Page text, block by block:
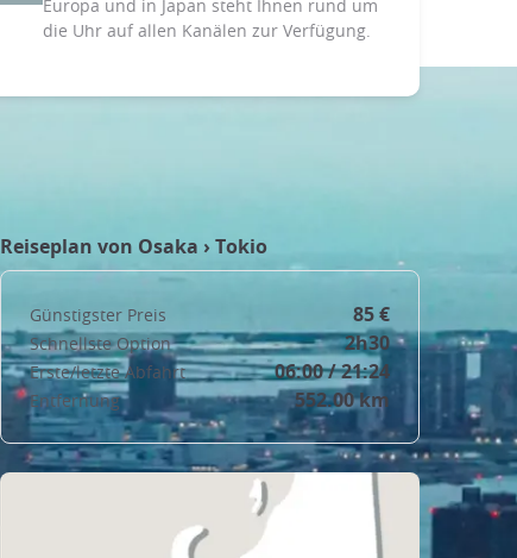
Europa und in Japan steht Ihnen rund um
die Uhr auf allen Kanälen zur Verfügung.
Reiseplan von Osaka › Tokio
Günstigster Preis 85 €
Schnellste Option 2h30
Erste/letzte Abfahrt 06:00 / 21:24
Entfernung 552.00 km